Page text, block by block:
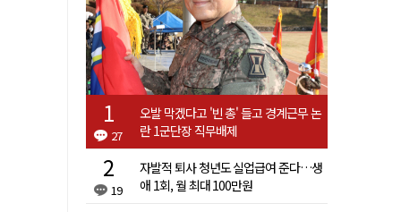
27
오발 막겠다고 '빈 총' 들고 경계근무 논
란 1군단장 직무배제
19
자발적 퇴사 청년도 실업급여 준다…생
애 1회, 월 최대 100만원